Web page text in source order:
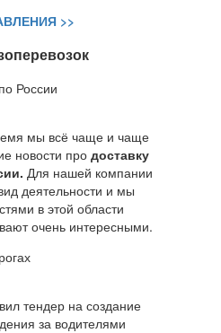
>>
России
мы всё чаще и чаще
новости про доставку
Для нашей компании
деятельности и мы
в этой области
очень интересными.
тендер на создание
за водителями